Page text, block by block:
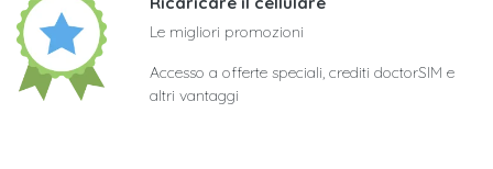
Le migliori promozioni
Accesso a offerte speciali, crediti doctorSIM e
altri vantaggi